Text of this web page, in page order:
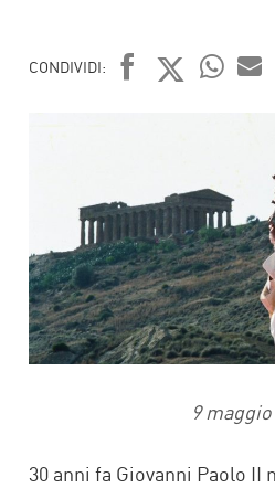
CONDIVIDI:
FACEBOOK
TWITTERMAIL
9 maggio
30 anni fa Giovanni Paolo II